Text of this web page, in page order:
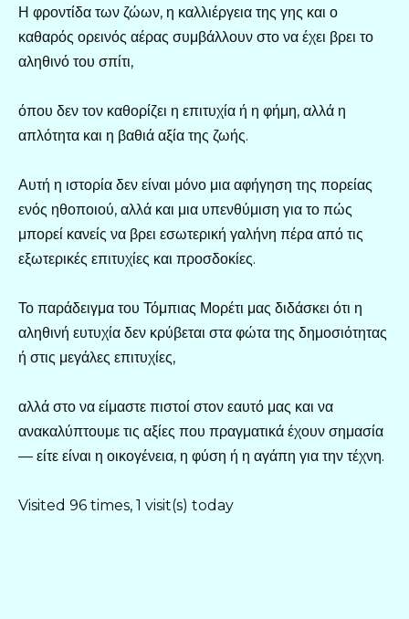
Η φροντίδα των ζώων, η καλλιέργεια της γης και ο
καθαρός ορεινός αέρας συμβάλλουν στο να έχει βρει το
αληθινό του σπίτι,
όπου δεν τον καθορίζει η επιτυχία ή η φήμη, αλλά η
απλότητα και η βαθιά αξία της ζωής.
Αυτή η ιστορία δεν είναι μόνο μια αφήγηση της πορείας
ενός ηθοποιού, αλλά και μια υπενθύμιση για το πώς
μπορεί κανείς να βρει εσωτερική γαλήνη πέρα από τις
εξωτερικές επιτυχίες και προσδοκίες.
Το παράδειγμα του Τόμπιας Μορέτι μας διδάσκει ότι η
αληθινή ευτυχία δεν κρύβεται στα φώτα της δημοσιότητας
ή στις μεγάλες επιτυχίες,
αλλά στο να είμαστε πιστοί στον εαυτό μας και να
ανακαλύπτουμε τις αξίες που πραγματικά έχουν σημασία
— είτε είναι η οικογένεια, η φύση ή η αγάπη για την τέχνη.
Visited 96 times, 1 visit(s) today